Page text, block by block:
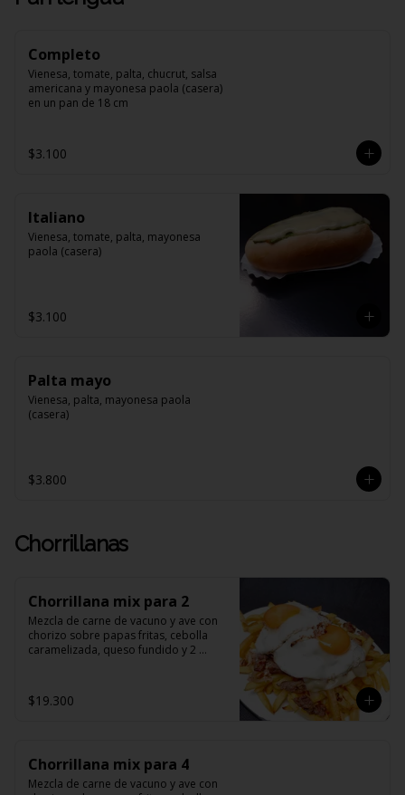
Completo
Vienesa, tomate, palta, chucrut, salsa
americana y mayonesa paola (casera)
en un pan de 18 cm
$3.100
Italiano
Vienesa, tomate, palta, mayonesa
paola (casera)
$3.100
Palta mayo
Vienesa, palta, mayonesa paola
(casera)
$3.800
Chorrillanas
Chorrillana mix para 2
Mezcla de carne de vacuno y ave con
chorizo sobre papas fritas, cebolla
caramelizada, queso fundido y 2
$19.300
Chorrillana mix para 4
Mezcla de carne de vacuno y ave con